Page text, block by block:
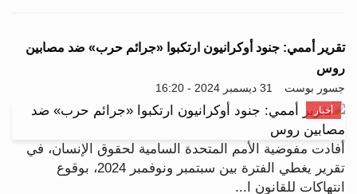
تقرير أممي: جنود أوكرانيون ارتكبوا «جرائم حرب» ضد مصابين
روس
جسور بوست 31 ديسمبر 2024 - 16:20
أخبار
أفادت مفوضية الأمم المتحدة السامية لحقوق الإنسان، في
تقرير يغطي الفترة بين سبتمبر ونوفمبر 2024، بوقوع
انتهاكات للقانون ا...